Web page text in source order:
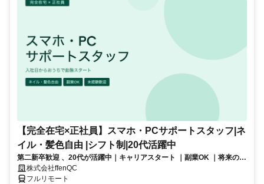
【完全在宅×正社員】スマホ・PCサポートスタッフ|ネ
イル・髪色自由 |シフト制|20代活躍中
第二新卒歓迎 、20代が活躍中｜キャリアスタート ｜副業OK ｜将来のキ
ャリアパスあり（長期キャリアを推奨しています）
株式会社ffenQC
フルリモート